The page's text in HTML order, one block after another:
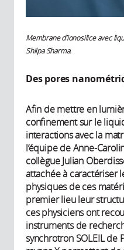
Membrane d’ionosilice avec
Shilpa Sharma.
Des pores
Afin de mettre en
confinement sur le
interactions avec la
l’équipe de Anne-
collègue Julian
attachée à caractériser
physiques de ces
premier lieu leur
ces physiciens ont
instruments de
synchrotron SOLEIL de